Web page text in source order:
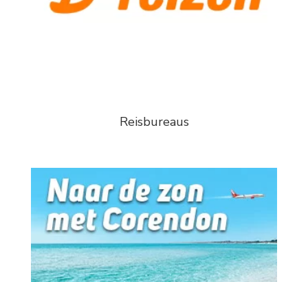
Reisbureaus